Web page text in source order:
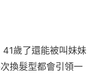
歲了還能被叫妹妹
換髮型都會引領一